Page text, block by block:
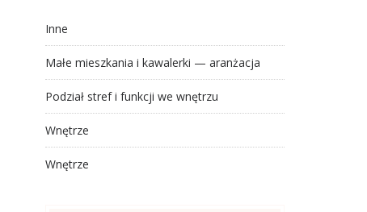
Inne
Małe mieszkania i kawalerki — aranżacja
Podział stref i funkcji we wnętrzu
Wnętrze
Wnętrze